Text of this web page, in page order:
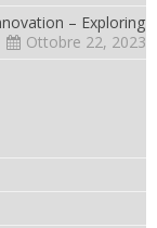
– Exploring
Ottobre 22, 2023